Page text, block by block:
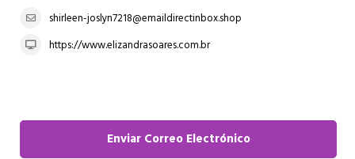
shirleen-joslyn7218@emaildirectinbox.shop
https://www.elizandrasoares.com.br
Enviar Correo Electrónico